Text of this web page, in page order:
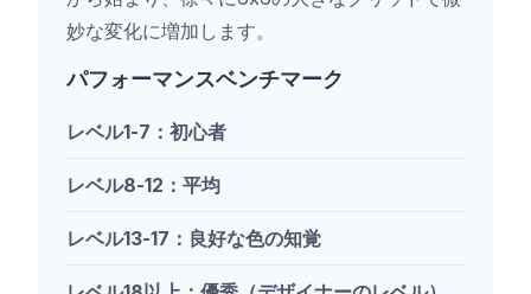
妙な変化に増加します。
パフォーマンスベンチマーク
レベル1-7：初心者
レベル8-12：平均
レベル13-17：良好な色の知覚